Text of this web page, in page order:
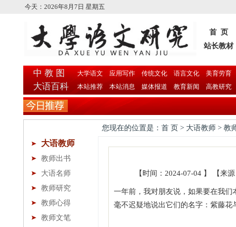
今天： 2026年8月7日 星期五
首 页
站长教材
中 教 图
大语百科
大学语文 应用写作 传统文化 语言文化 美育劳育
本站推荐
本站消息 媒体报道 教育新闻 高教研究
您现在的位置是：首 页 > 大语教师 > 教
大语教师
教师出书
大语名师
教师研究
教师心得
教师文笔
【时间：2024-07-04 】 【来
一年前，我对朋友说，如果要在我们
毫不迟疑地说出它们的名字：紫藤花